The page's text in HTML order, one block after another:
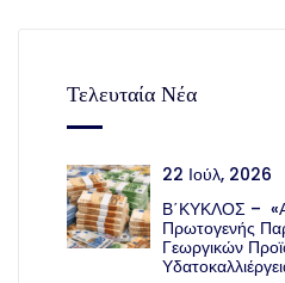
Τελευταία Νέα
22 Ιούλ, 2026
Β΄ΚΥΚΛΟΣ –
Πρωτογενής
Γεωργικών